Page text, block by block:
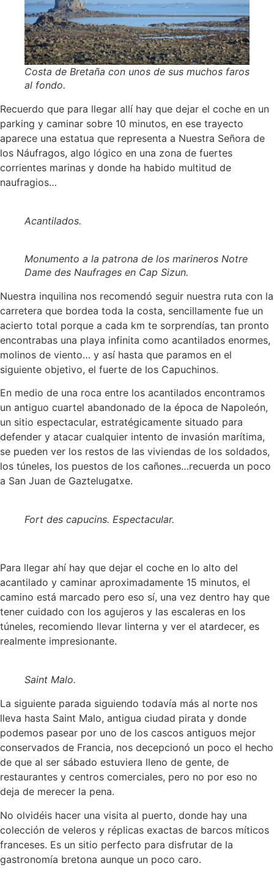
Costa de Bretaña con unos de sus muchos faros
al fondo.
Recuerdo que para llegar allí hay que dejar el coche en un
parking y caminar sobre 10 minutos, en ese trayecto
aparece una estatua que representa a Nuestra Señora de
los Náufragos, algo lógico en una zona de fuertes
corrientes marinas y donde ha habido multitud de
naufragios…
Acantilados.
Monumento a la patrona de los marineros Notre
Dame des Naufrages en Cap Sizun.
Nuestra inquilina nos recomendó seguir nuestra ruta con la
carretera que bordea toda la costa, sencillamente fue un
acierto total porque a cada km te sorprendías, tan pronto
encontrabas una playa infinita como acantilados enormes,
molinos de viento… y así hasta que paramos en el
siguiente objetivo, el fuerte de los Capuchinos.
En medio de una roca entre los acantilados encontramos
un antiguo cuartel abandonado de la época de Napoleón,
un sitio espectacular, estratégicamente situado para
defender y atacar cualquier intento de invasión marítima,
se pueden ver los restos de las viviendas de los soldados,
los túneles, los puestos de los cañones…recuerda un poco
a San Juan de Gaztelugatxe.
Fort des capucins. Espectacular.
Para llegar ahí hay que dejar el coche en lo alto del
acantilado y caminar aproximadamente 15 minutos, el
camino está marcado pero eso sí, una vez dentro hay que
tener cuidado con los agujeros y las escaleras en los
túneles, recomiendo llevar linterna y ver el atardecer, es
realmente impresionante.
Saint Malo.
La siguiente parada siguiendo todavía más al norte nos
lleva hasta Saint Malo, antigua ciudad pirata y donde
podemos pasear por uno de los cascos antiguos mejor
conservados de Francia, nos decepcionó un poco el hecho
de que al ser sábado estuviera lleno de gente, de
restaurantes y centros comerciales, pero no por eso no
deja de merecer la pena.
No olvidéis hacer una visita al puerto, donde hay una
colección de veleros y réplicas exactas de barcos míticos
franceses. Es un sitio perfecto para disfrutar de la
gastronomía bretona aunque un poco caro.